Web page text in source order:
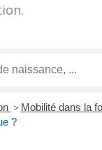
> Mobilité dans la
?